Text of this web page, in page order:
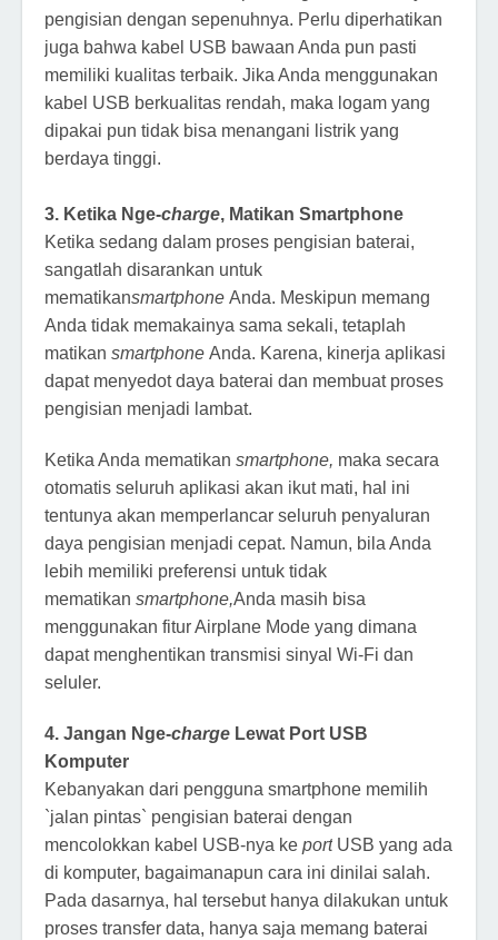
pengisian dengan sepenuhnya. Perlu diperhatikan
juga bahwa kabel USB bawaan Anda pun pasti
memiliki kualitas terbaik. Jika Anda menggunakan
kabel USB berkualitas rendah, maka logam yang
dipakai pun tidak bisa menangani listrik yang
berdaya tinggi.
3. Ketika Nge-charge, Matikan Smartphone
Ketika sedang dalam proses pengisian baterai,
sangatlah disarankan untuk
mematikansmartphone Anda. Meskipun memang
Anda tidak memakainya sama sekali, tetaplah
matikan smartphone Anda. Karena, kinerja aplikasi
dapat menyedot daya baterai dan membuat proses
pengisian menjadi lambat.
Ketika Anda mematikan smartphone, maka secara
otomatis seluruh aplikasi akan ikut mati, hal ini
tentunya akan memperlancar seluruh penyaluran
daya pengisian menjadi cepat. Namun, bila Anda
lebih memiliki preferensi untuk tidak
mematikan smartphone,Anda masih bisa
menggunakan fitur Airplane Mode yang dimana
dapat menghentikan transmisi sinyal Wi-Fi dan
seluler.
4. Jangan Nge-charge Lewat Port USB
Komputer
Kebanyakan dari pengguna smartphone memilih
`jalan pintas` pengisian baterai dengan
mencolokkan kabel USB-nya ke port USB yang ada
di komputer, bagaimanapun cara ini dinilai salah.
Pada dasarnya, hal tersebut hanya dilakukan untuk
proses transfer data, hanya saja memang baterai